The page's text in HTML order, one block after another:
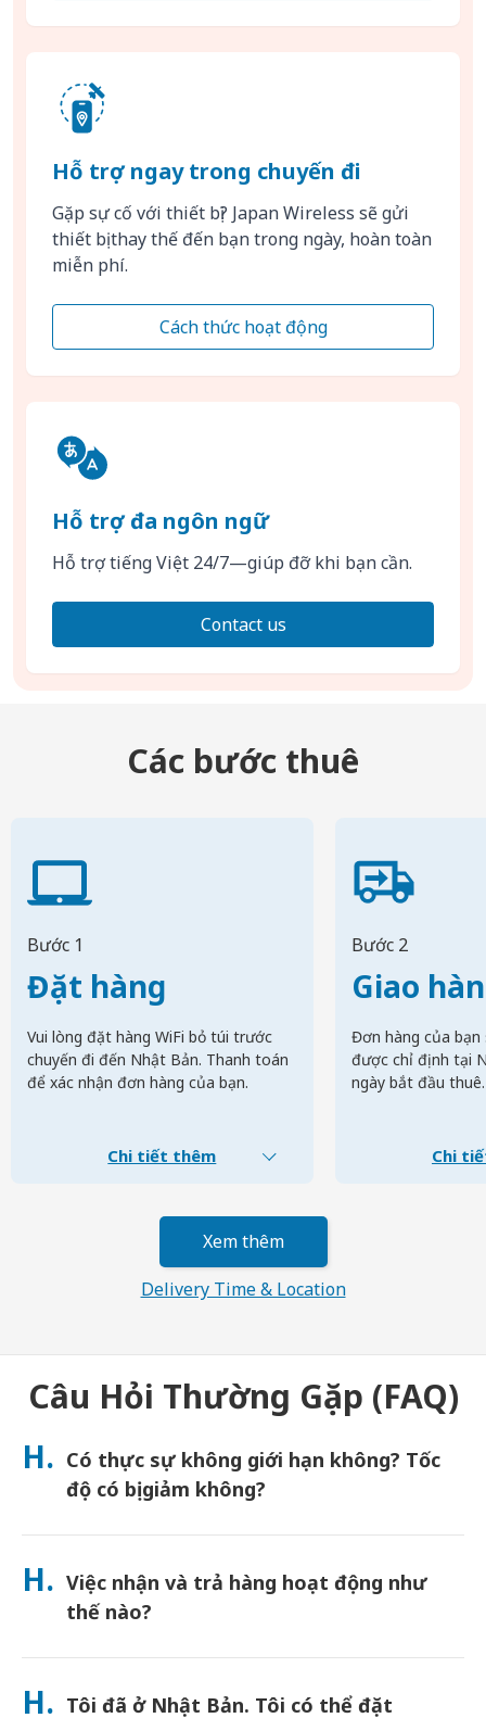
Hỗ trợ ngay trong chuyến đi
Gặp sự cố với thiết bị? Japan Wireless sẽ gửi
thiết bị thay thế đến bạn trong ngày, hoàn toàn
miễn phí.
Cách thức hoạt động
Hỗ trợ đa ngôn ngữ
Hỗ trợ tiếng Việt 24/7—giúp đỡ khi bạn cần.
Contact us
Các bước thuê
Bước 1
Đặt hàng
Vui lòng đặt hàng WiFi bỏ túi trước
chuyến đi đến Nhật Bản. Thanh toán
để xác nhận đơn hàng của bạn.
Chi tiết thêm
Bước 2
Giao
Đơn hàng của
được chỉ định tại
ngày bắt đầu thuê.
Chi
Xem thêm
Delivery Time & Location
Câu Hỏi Thường Gặp (FAQ)
H. Có thực sự không giới hạn không? Tốc
độ có bị giảm không?
Dung lượng thực sự không giới hạn và Japan Wireless không
thông. Bạn có thể sử dụng bao nhiêu dung lượng tùy thích suốt
cả ngày. (Giống như bất kỳ mạng di động nào, tắc nghẽn nhà
mạng tạm thời có thể ảnh hưởng đến tốc độ). Nếu xảy ra việc
H. Việc nhận và trả hàng hoạt động như
thế nào?
Nhận tại các sân bay chính, hoặc chọn giao hàng đến khách
hành). Đã bao gồm phong bì trả hàng miễn cước—chỉ cần thả
H. Tôi đã ở Nhật Bản. Tôi có thể đặt